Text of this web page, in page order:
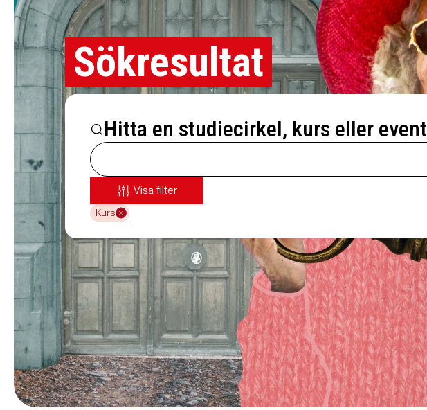
Sökresultat
Hitta en studiecirkel, kurs eller event
Visa filter
Kurs